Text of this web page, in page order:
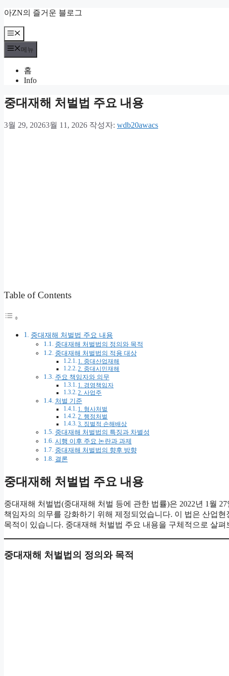
컨
츠
로
아ZN의 즐거운 블로그
메
뉴
메뉴
홈
Info
중대재해 처벌법 주요 내용
3월 29, 20263월 11, 2026 작성자: wdb20awacs
Table of Contents
중대재해 처벌법 주요 내용
중대재해 처벌법의 정의와 목적
중대재해 처벌법의 적용 대상
1. 중대산업재해
2. 중대시민재해
주요 책임자와 의무
1. 경영책임자
2. 사업주
처벌 기준
1. 형사처벌
2. 행정처벌
3. 징벌적 손해배상
중대재해 처벌법의 특징과 차별성
시행 이후 주요 논란과 과제
중대재해 처벌법의 향후 방향
결론
중대재해 처벌법 주요 내용
중대재해 처벌법(중대재해 처벌 등에 관한 법률)은 2022년 1월
책임자의 의무를 강화하기 위해 제정되었습니다. 이 법은 산업
목적이 있습니다. 중대재해 처벌법 주요 내용을 구체적으로 살펴
중대재해 처벌법의 정의와 목적